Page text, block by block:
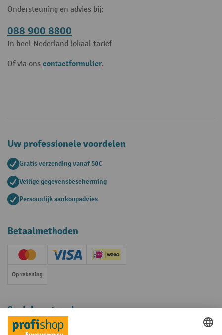
Ondersteuning en advies bij:
088 900 8800
In heel Nederland lokaal tarief
Of via ons contactformulier.
Uw professionele voordelen
Gratis verzending vanaf 50€
Veilige gegevensbescherming
Persoonlijk aankoopadvies
Betaalmethoden
Creditcard (Master)Creditcard (Visa)iDEAL | Wero
Op rekening
Sociale netwerken
Facebook
YouTube
LinkedInInstagram